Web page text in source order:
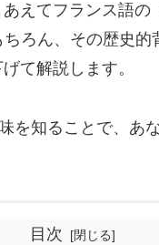
えてフランス語
ろん、その歴史
て解説します。
を知ることで、あ
目次